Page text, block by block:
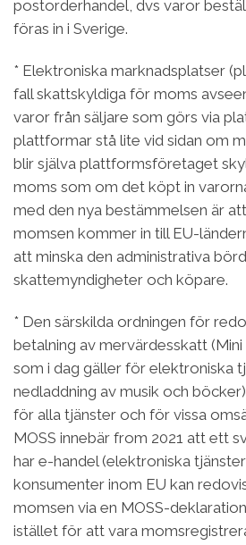
postorderhandel, dvs varor
föras in i Sverige.
* Elektroniska marknadsplatser
fall skattskyldiga för moms
varor från säljare som görs via
plattformar stå lite vid sidan om
blir själva plattformsföretaget
moms som om det köpt in
med den nya bestämmelsen är
momsen kommer in till EU-
att minska den administrativa
skattemyndigheter och köpare.
* Den särskilda ordningen för
betalning av mervärdesskatt
som i dag gäller för elektroniska
nedladdning av musik och
för alla tjänster och för vissa
MOSS innebär from 2021 att ett
har e-handel (elektroniska
konsumenter inom EU kan
momsen via en MOSS-
istället för att vara